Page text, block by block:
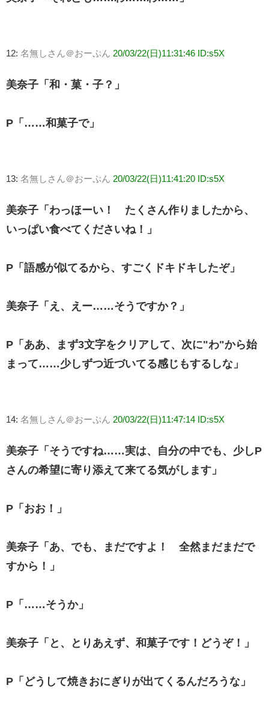
12: 名無しさん＠おーぷん 20/03/22(日)11:31:46 ID:s5X
美奈子「和・菓・子？」
P「……和菓子で」
13: 名無しさん＠おーぷん 20/03/22(日)11:41:20 ID:s5X
美奈子「わっほーい！ たくさん作りましたから、
いっぱい食べてくださいね！」
P「語感が似てるから、すごくドキドキしたぞ」
美奈子「え、えー……そうですか？」
P「ああ、まず3文字をクリアして、次に"わ"から始
まって……少しずつ近づいてる感じもするしな」
14: 名無しさん＠おーぷん 20/03/22(日)11:47:14 ID:s5X
美奈子「そうですね……実は、自分の中でも、少しP
さんの希望に寄り添えて来てる気がします」
P「おお！」
美奈子「あ、でも、まだですよ！ 全然まだまだで
すから！」
P「……そうか」
美奈子「と、とりあえず、和菓子です！どうぞ！」
P「どうして焼きおにぎりが出てくるんだろうな」